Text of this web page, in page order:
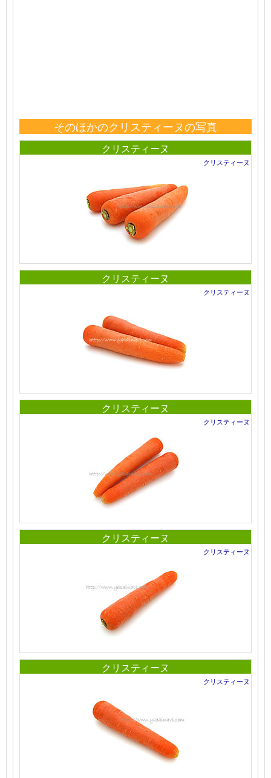
そのほかのクリスティーヌの写真
クリスティーヌ
クリスティーヌ
クリスティーヌ
クリスティーヌ
クリスティーヌ
クリスティーヌ
クリスティーヌ
クリスティーヌ
クリスティーヌ
クリスティーヌ